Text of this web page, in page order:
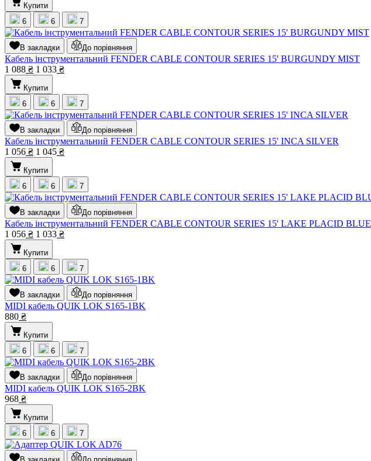
Купити
6
6 7
В закладки До порівняння
Кабель інструментальний FENDER CABLE CONTOUR SERIES 15' BURGUNDY MIST
1 088 ₴ 1 033 ₴
Купити
6
6 7
В закладки До порівняння
Кабель інструментальний FENDER CABLE CONTOUR SERIES 15' INCA SILVER
1 056 ₴ 1 045 ₴
Купити
6
6 7
В закладки До порівняння
Кабель інструментальний FENDER CABLE CONTOUR SERIES 15' LAKE PLACID BLUE
1 056 ₴ 1 033 ₴
Купити
6
6 7
В закладки До порівняння
MIDI кабель QUIK LOK S165-1BK
880 ₴
Купити
6
6 7
В закладки До порівняння
MIDI кабель QUIK LOK S165-2BK
968 ₴
Купити
6
6 7